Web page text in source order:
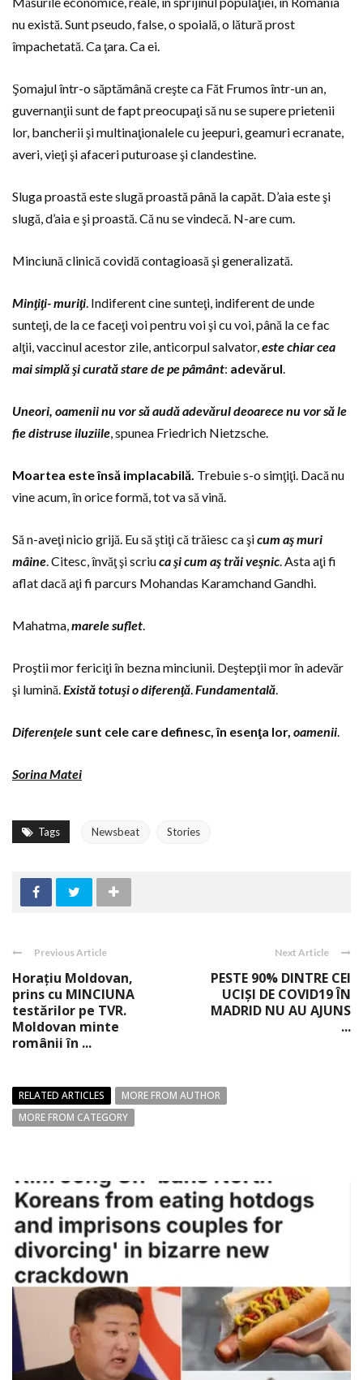
nu există. Sunt pseudo, false, o spoială, o lătură prost
împachetată. Ca ţara. Ca ei.
Şomajul într-o săptămână creşte ca Făt Frumos într-un an,
guvernanţii sunt de fapt preocupaţi să nu se supere prietenii
lor, bancherii şi multinaţionalele cu jeepuri, geamuri ecranate,
averi, vieţi şi afaceri puturoase şi clandestine.
Sluga proastă este slugă proastă până la capăt. D’aia este şi
slugă, d’aia e şi proastă. Că nu se vindecă. N-are cum.
Minciună clinică covidă contagioasă şi generalizată.
Minţiţi- muriţi. Indiferent cine sunteţi, indiferent de unde
sunteţi, de la ce faceţi voi pentru voi şi cu voi, până la ce fac
alţii, vaccinul acestor zile, anticorpul salvator,este chiar cea
mai simplă şi curată stare de pe pâmânt: adevărul.
Uneori, oamenii nu vor să audă adevărul deoarece nu vor să le
fie distruse iluziile, spunea Friedrich Nietzsche.
Moartea este însă implacabilă. Trebuie s-o simţiţi. Dacă nu
vine acum, în orice formă, tot va să vină.
Să n-aveţi nicio grijă. Eu să ştiţi că trăiesc ca şicum aş muri
mâine. Citesc, învăţ şi scriuca şi cum aş trăi veşnic. Asta aţi fi
aflat dacă aţi fi parcurs Mohandas Karamchand Gandhi.
Mahatma,marele suflet.
Proştii mor fericiţi în bezna minciunii. Deştepţii mor în adevăr
şi lumină.Există totuşi o diferenţă.Fundamentală.
Diferenţele sunt cele care definesc, în esenţa lor, oamenii.
Sorina Matei
Tags Newsbeat Stories
Previous Article
Horaţiu Moldovan,
prins cu MINCIUNA
testărilor pe TVR.
Moldovan minte
românii în ...
Next Article
PESTE 90% DINTRE CEI
UCIȘI DE COVID19 ÎN
MADRID NU AU AJUNS
...
RELATED ARTICLES
MORE FROM AUTHOR
MORE FROM CATEGORY